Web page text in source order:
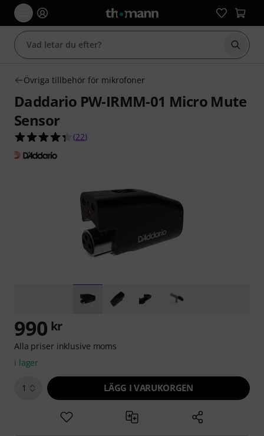
Börja
Övriga tillbehör för mikrofoner
Daddario PW-IRMM-01 Micro Mute
Sensor
4.4 av 5 stjärnor från 22 kundbetyg
(22)
990 kr
Alla priser inklusive moms
i lager
1 LÄGG I VARUKORGEN